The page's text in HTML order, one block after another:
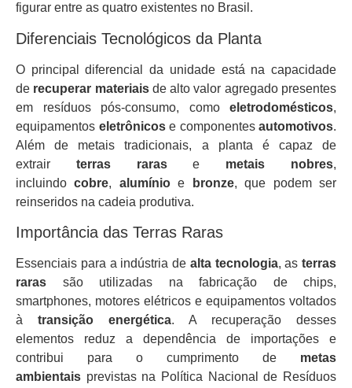
figurar entre as quatro existentes no Brasil.
Diferenciais Tecnológicos da Planta
O principal diferencial da unidade está na capacidade
de recuperar materiaisde alto valor agregado presentes
em resíduos pós-consumo, como eletrodomésticos,
equipamentos eletrônicose componentes automotivos.
Além de metais tradicionais, a planta é capaz de
extrair terras rarase metais nobres,
incluindocobre, alumínioe bronze, que podem ser
reinseridos na cadeia produtiva.
Importância das Terras Raras
Essenciais para a indústria de alta tecnologia, as terras
raras são utilizadas na fabricação de chips,
smartphones, motores elétricos e equipamentos voltados
à transição energética. A recuperação desses
elementos reduz a dependência de importações e
contribui para o cumprimento de metas
ambientais previstas na Política Nacional de Resíduos